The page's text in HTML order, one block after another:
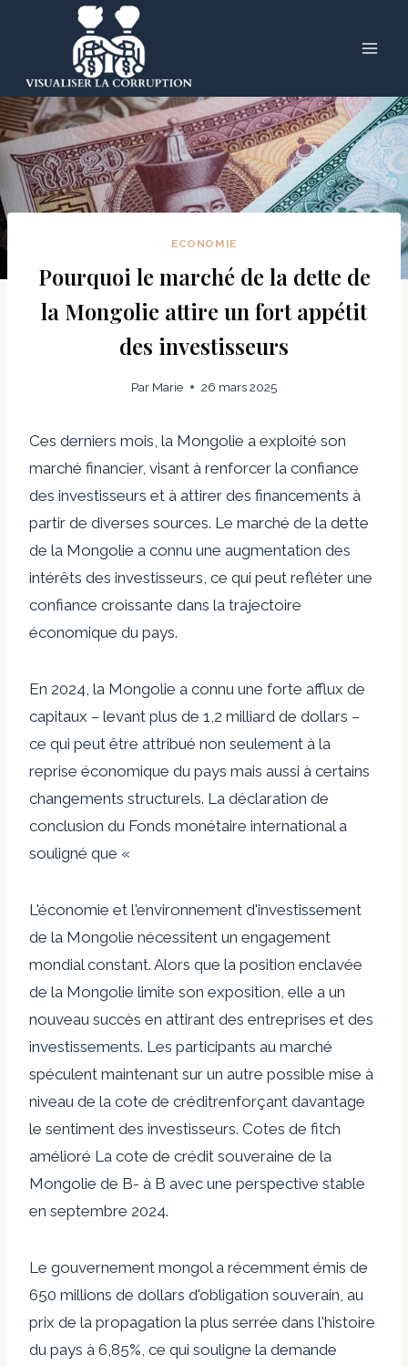
ECONOMIE
Pourquoi le marché de la dette de
la Mongolie attire un fort appétit
des investisseurs
Par Marie 26 mars 2025
Ces derniers mois, la Mongolie a exploité son
marché financier, visant à renforcer la confiance
des investisseurs et à attirer des financements à
partir de diverses sources. Le marché de la dette
de la Mongolie a connu une augmentation des
intérêts des investisseurs, ce qui peut refléter une
confiance croissante dans la trajectoire
économique du pays.
En 2024, la Mongolie a connu une forte afflux de
capitaux – levant plus de 1,2 milliard de dollars –
ce qui peut être attribué non seulement à la
reprise économique du pays mais aussi à certains
changements structurels. La déclaration de
conclusion du Fonds monétaire international a
souligné que «
L'économie et l'environnement d'investissement
de la Mongolie nécessitent un engagement
mondial constant. Alors que la position enclavée
de la Mongolie limite son exposition, elle a un
nouveau succès en attirant des entreprises et des
investissements. Les participants au marché
spéculent maintenant sur un autre possible mise à
niveau de la cote de créditrenforçant davantage
le sentiment des investisseurs. Cotes de fitch
amélioré La cote de crédit souveraine de la
Mongolie de B- à B avec une perspective stable
en septembre 2024.
Le gouvernement mongol a récemment émis de
650 millions de dollars d'obligation souverain, au
prix de la propagation la plus serrée dans l'histoire
du pays à 6,85%, ce qui souligne la demande